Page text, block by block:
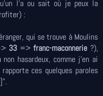
l'a ou sait où je peux la
:
qui se trouve à Moulins
33 => franc-maconnerie ?),
non hasardeux, comme j'en ai
ces quelques paroles